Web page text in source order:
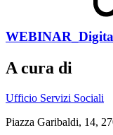
A cura di
Ufficio Servizi Sociali
Piazza Garibaldi, 14,